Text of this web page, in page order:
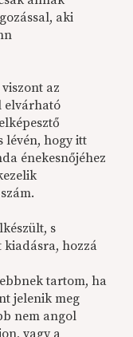
aki
az
elvárható
lévén, hogy itt
énekesnőjéhez
s
hozzá
tartom, ha
jelenik meg
nem angol
vagy a